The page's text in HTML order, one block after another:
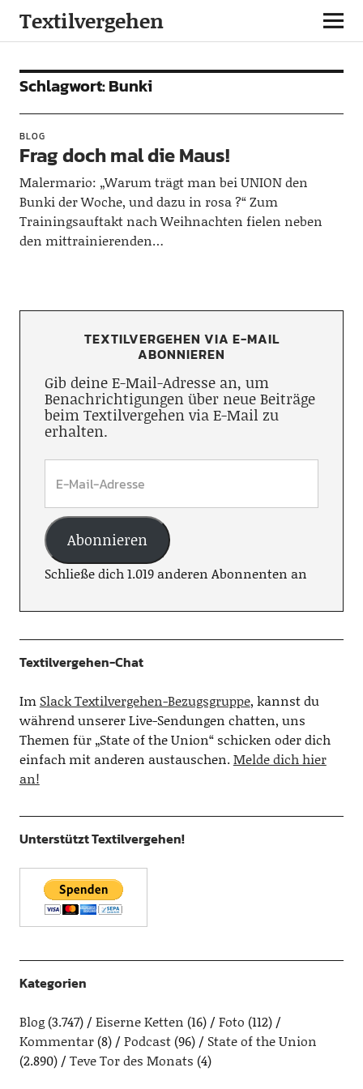
Textilvergehen
Schlagwort:Bunki
BLOG
Frag doch mal die Maus!
Malermario: „Warum trägt man bei UNION den
Bunki der Woche, und dazu in rosa ?“ Zum
Trainingsauftakt nach Weihnachten fielen neben
den mittrainierenden…
TEXTILVERGEHEN VIA E-MAIL
ABONNIEREN
Gib deine E-Mail-Adresse an, um
Benachrichtigungen über neue Beiträge
beim Textilvergehen via E-Mail zu
erhalten.
Abonnieren
Schließe dich 1.019 anderen Abonnenten an
Textilvergehen-Chat
Im Slack Textilvergehen-Bezugsgruppe, kannst du
während unserer Live-Sendungen chatten, uns
Themen für „State of the Union“ schicken oder dich
einfach mit anderen austauschen.Melde dich hier
an!
Unterstützt Textilvergehen!
Kategorien
Blog(3.747) Eiserne Ketten (16) Foto (112)
Kommentar(8) Podcast(96)
State of the Union
(2.890)
Teve Tor des Monats (4)